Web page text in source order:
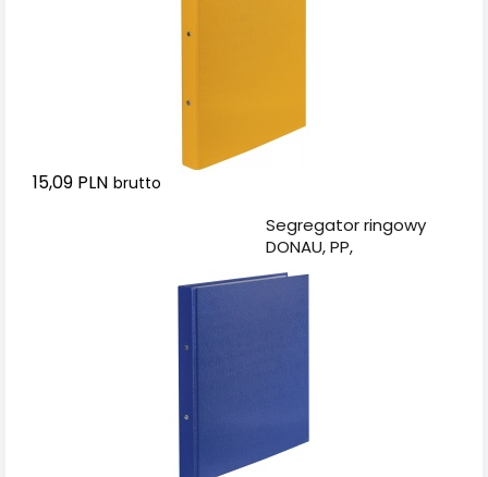
15,09 PLN brutto
Segregator ringowy
DONAU, PP,
A4/2R/20mm,